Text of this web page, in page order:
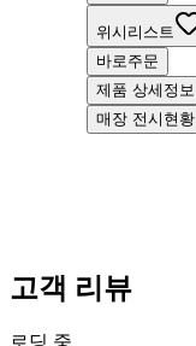
위시리스트
바로주문
제품 상세정보
매장 전시현황
고객 리뷰